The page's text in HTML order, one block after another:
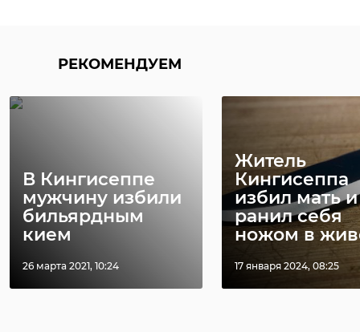
РЕКОМЕНДУЕМ
В Кингисеппе
мужчину избили
бильярдным
кием
26 марта 2021, 10:24
Житель
Кингисеппа
избил мать и
ранил себя
ножом в
17 января 2024, 08:25
РЕКОМЕНДУЕМ
Поделиться статьей: